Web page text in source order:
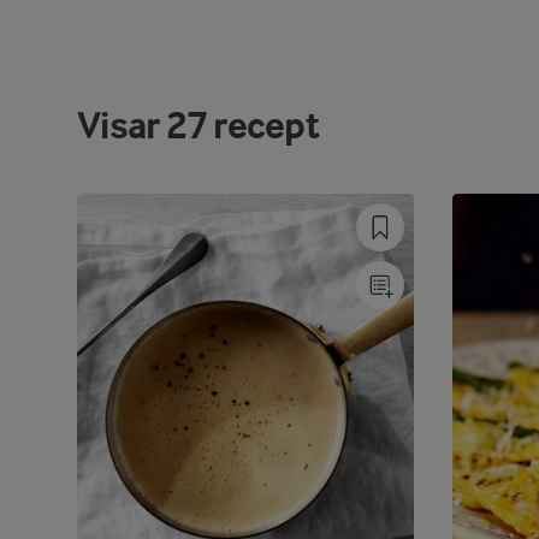
Visar27recept